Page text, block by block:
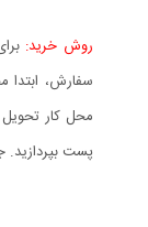
روش خرید:
سفارش، ابتدا
محل کار تحویل
پست